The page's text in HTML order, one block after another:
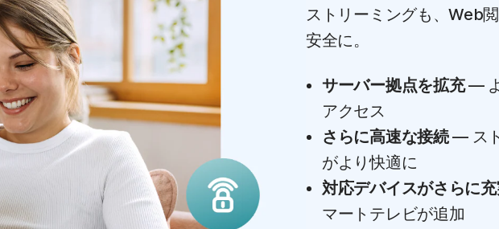
ストリーミングも、Web
安全に。
サーバー拠点を拡充— よ
アクセス
さらに高速な接続— ス
がより快適に
対応デバイスがさらに
マートテレビが追加